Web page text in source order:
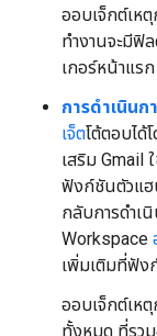
ออบเจ็กต์เห
ทำงานจะมีฟิ
เกอร์หน้าแร
การดำเนินก
เจ็ตโต้ตอบได้
เสริม Gmail
ฟังก์ชันตัวแฮ
กลับการดำเ
Workspace
เพิ่มเติมที่ฟัง
ออบเจ็กต์เห
ทั้งหมด ที่รว